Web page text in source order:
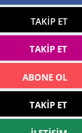
TAKIP ET
TAKIP ET
ABONE OL
TAKIP ET